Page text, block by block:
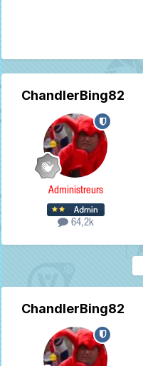
ChandlerBing82
Administreurs
64,2k
ChandlerBing82